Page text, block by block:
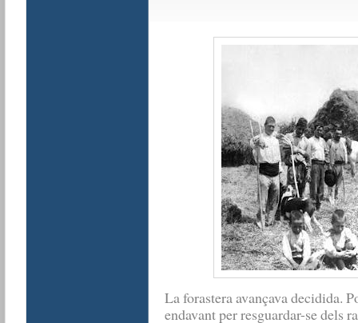
La forastera avançava decidida.
endavant per resguardar-se dels